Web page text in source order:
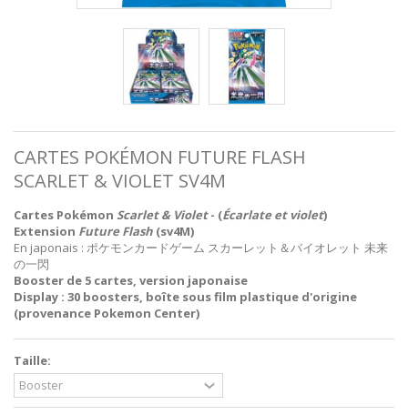
CARTES POKÉMON FUTURE FLASH
SCARLET & VIOLET SV4M
Cartes Pokémon Scarlet & Violet- (Écarlate et violet)
Extension Future Flash (sv4M)
En japonais : ポケモンカードゲーム スカーレット＆バイオレット 未来
の一閃
Booster de 5 cartes, version japonaise
Display : 30 boosters, boîte sous film plastique d'origine
(provenance Pokemon Center)
Taille: